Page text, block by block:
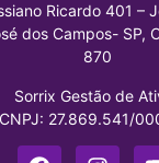
Ricardo 401 –
dos Campos- SP,
870
Sorrix Gestão de
CNPJ: 27.869.541/